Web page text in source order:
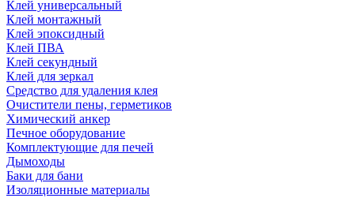
Клей универсальный
Клей монтажный
Клей эпоксидный
Клей ПВА
Клей секундный
Клей для зеркал
Средство для удаления клея
Очистители пены, герметиков
Химический анкер
Печное оборудование
Комплектующие для печей
Дымоходы
Баки для бани
Изоляционные материалы